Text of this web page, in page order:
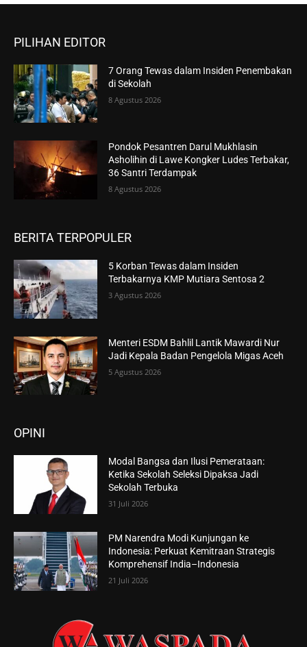
PILIHAN EDITOR
7 Orang Tewas dalam Insiden Penembakan
di Sekolah
8 Agustus 2026
Pondok Pesantren Darul Mukhlasin
Asholihin di Lawe Kongker Ludes Terbakar,
36 Santri Terdampak
8 Agustus 2026
BERITA TERPOPULER
5 Korban Tewas dalam Insiden
Terbakarnya KMP Mutiara Sentosa 2
3 Agustus 2026
Menteri ESDM Bahlil Lantik Mawardi Nur
Jadi Kepala Badan Pengelola Migas Aceh
5 Agustus 2026
OPINI
Modal Bangsa dan Ilusi Pemerataan:
Ketika Sekolah Seleksi Dipaksa Jadi
Sekolah Terbuka
31 Juli 2026
PM Narendra Modi Kunjungan ke
Indonesia: Perkuat Kemitraan Strategis
Komprehensif India–Indonesia
21 Juli 2026